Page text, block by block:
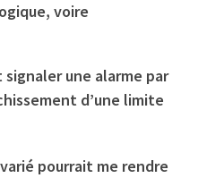
voire
une alarme par
d’une limite
pourrait me rendre